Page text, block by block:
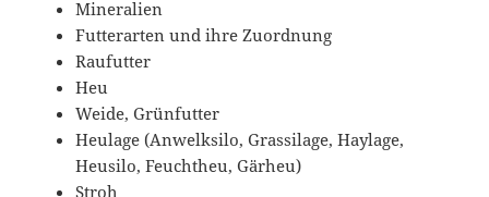
Mineralien
Futterarten und ihre Zuordnung
Raufutter
Heu
Weide, Grünfutter
Heulage (Anwelksilo, Grassilage, Haylage,
Heusilo, Feuchtheu, Gärheu)
Stroh